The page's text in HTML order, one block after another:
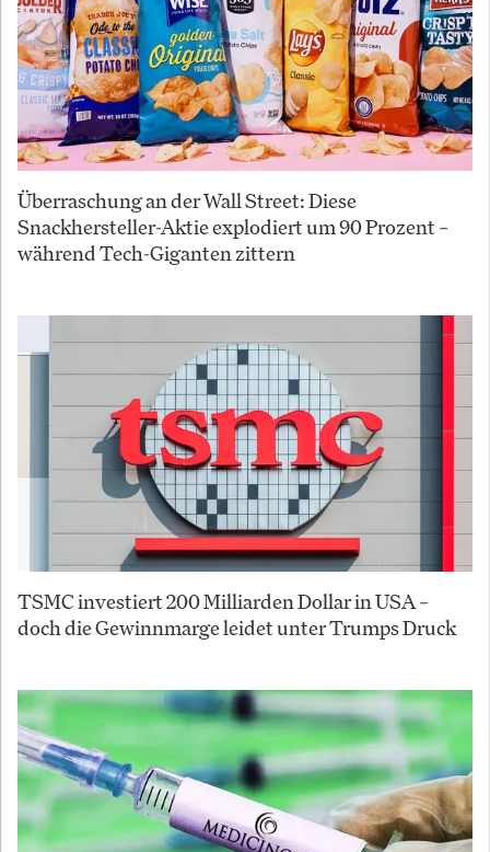
Überraschung an der Wall Street: Diese
Snackhersteller-Aktie explodiert um 90 Prozent –
während Tech-Giganten zittern
TSMC investiert 200 Milliarden Dollar in USA –
doch die Gewinnmarge leidet unter Trumps Druck